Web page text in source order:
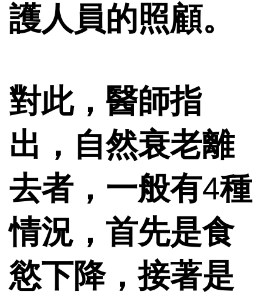
護人員的照顧。
對此，醫師指
出，自然衰老離
去者，一般有4種
情況，首先是食
慾下降，接著是